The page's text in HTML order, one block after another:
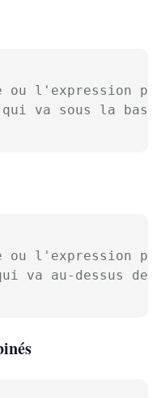
ou l'expression
va sous la
ou l'expression
va au-dessus de